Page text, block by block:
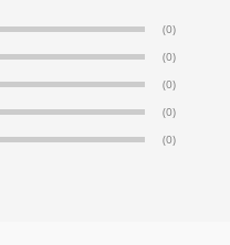
(0)
(0)
(0)
(0)
(0)